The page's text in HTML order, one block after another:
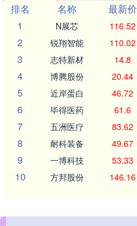
排名
名称 最新价
1
N展芯 116.52
2 锐翔智能 110.02
3 志特新材 14.8
4 博腾股份 20.44
5 近岸蛋白 46.72
6 毕得医药 61.6
7 五洲医疗 83.62
8 耐科装备 49.67
9 一博科技 53.33
10 方邦股份 146.16